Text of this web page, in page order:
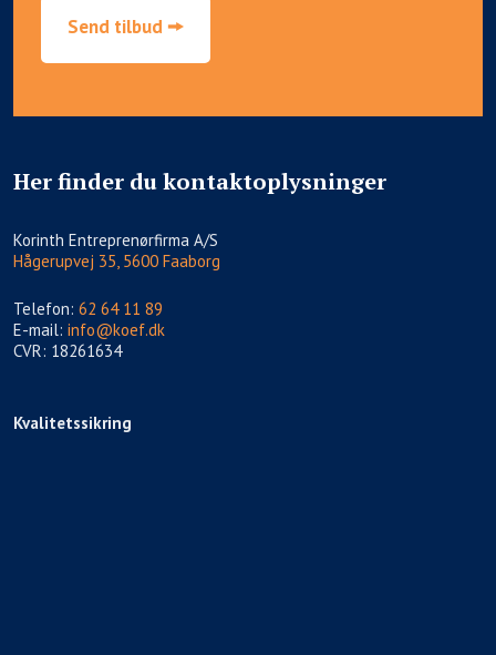
Her finder du kontaktoplysninger
​Korinth Entreprenørfirma A/S
Hågerupvej 35, 5600 Faaborg
Telefon: 62 64 11 89
E-mail: info@koef.dk
CVR: 18261634
Kvalitetssikring​